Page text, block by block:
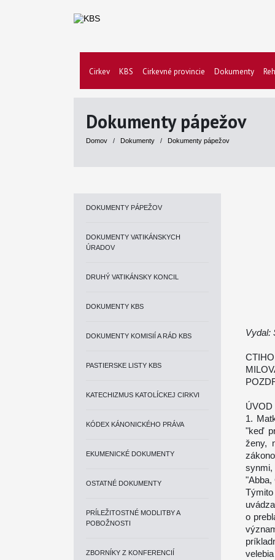
Cirkev KBS Cirkevné provincie Dokumenty
Dokumenty pápežov
Domov / Dokumenty / Dokumenty pápežov
DOKUMENTY PÁPEŽOV
DOKUMENTY VATIKÁNSKYCH
ÚRADOV
DRUHÝ VATIKÁNSKY KONCIL
DOKUMENTY KBS
DOKUMENTY KOMISIÍ A RÁD KBS
PASTIERSKE LISTY KBS
KATECHIZMUS KATOLÍCKEJ CIRKVI
KÓDEX KÁNONICKÉHO PRÁVA
EKUMENICKÉ DOKUMENTY
OSTATNÉ DOKUMENTY
PRÍLEŽITOSTNÉ MODLITBY A
POBOŽNOSTI
ZBORNÍKY Z KONFERENCIÍ
Vydal:
ÚVOD
1.
"keď
ženy,
"Abba,
o